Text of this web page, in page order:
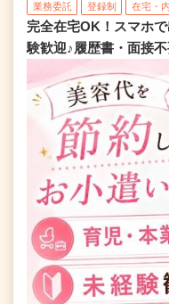
業務委託 登録制 在宅・
完全在宅OK！スマホ
験歓迎♪履歴書・面接